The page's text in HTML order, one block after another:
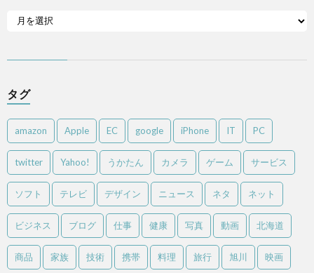
タグ
amazon Apple EC google iPhone IT PC
twitter Yahoo! うかたん カメラ ゲーム サービス
ソフト テレビ デザイン ニュース ネタ ネット
ビジネス ブログ 仕事 健康 写真 動画 北海道
商品 家族 技術 携帯 料理 旅行 旭川 映画